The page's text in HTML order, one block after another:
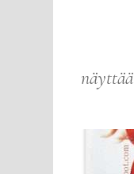
näyttää